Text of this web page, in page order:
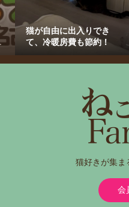
猫が自由に出入りでき
て、冷暖房費も節約！
猫好きが集ま
会